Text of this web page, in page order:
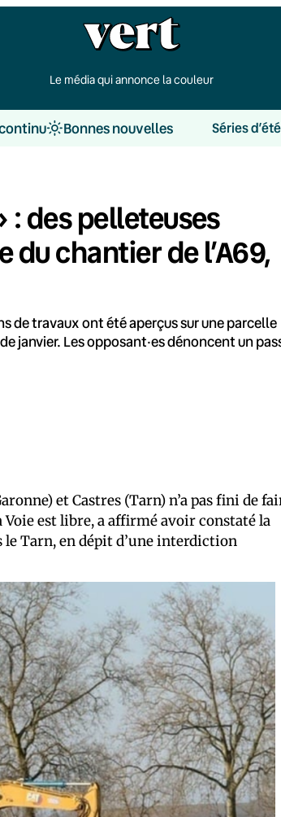
Le média qui annonce la couleur
Bonnes nouvelles Séries d’été
: des pelleteuses
chantier de l’A69,
de travaux ont été aperçus sur une parcelle
janvier. Les opposant·es dénoncent un
et Castres (Tarn) n’a pas fini de
est libre, a affirmé avoir constaté la
le Tarn, en dépit d’une interdiction